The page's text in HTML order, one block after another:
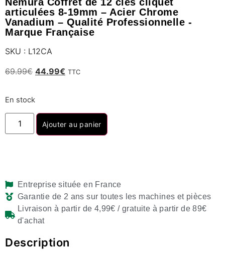
articulées 8-19mm – Acier Chrome
Vanadium – Qualité Professionnelle -
Marque Française
SKU : L12CA
69.99€ 44.99€ TTC
En stock
Ajouter au panier
Entreprise située en France
Garantie de 2 ans sur toutes les machines et pièces
Livraison à partir de 4,99€ / gratuite à partir de 89€
d'achat
Description